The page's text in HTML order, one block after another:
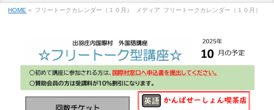
HOME » フリートークカレンダー（１０月） メディア フリートークカレンダー（１０月）